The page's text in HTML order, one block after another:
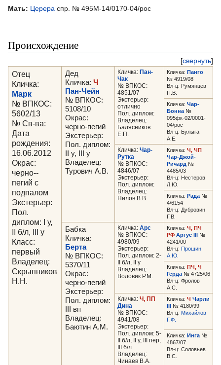
Мать: Церера спр. № 495М-14/0170-04/рос
Происхождение
[свернуть]
Отец
Кличка:
Марк
№ ВПКОС:
5602/13
№ Св-ва:
Дата
рождения:
16.06.2012
Окрас:
черно--
пегий с
подпалом
Экстерьер:
Пол.
диплом: I у,
II б/л, III у
Класс:
первый
Владелец:
Скрыпников
Н.Н.
Дед
Кличка: Ч
Пан-Чейн
№ ВПКОС:
5108/10
Окрас:
черно-пегий
Экстерьер:
Пол. диплом:
II у, III у
Владелец:
Турович А.В.
Кличка: Пан-
Чак
№ ВПКОС:
4851/07
Экстерьер:
отлично
Пол. диплом:
Владелец:
Балясников
Е.П.
Кличка: Панго
№ 4919/08
Вл-ц: Румянцев
П.В.
Кличка: Чар-
Бонна №
095фк-02/0001-
04/рос
Вл-ц: Булыга
А.Е.
Кличка: Чар-
Рутка
№ ВПКОС:
4846/07
Экстерьер:
Пол. диплом:
Владелец:
Нилов В.В.
Кличка: Ч, ЧП
Чар-Джой-
Ричард №
4485/03
Вл-ц: Нестеров
Л.Ю.
Кличка: Рада №
4/6154
Вл-ц: Дубровин
Г.В.
Бабка
Кличка:
Берта
№ ВПКОС:
5370/11
Окрас:
черно-пегий
Экстерьер:
Пол. диплом:
III вп
Владелец:
Баютин А.М.
Кличка: Арс
№ ВПКОС:
4980/09
Экстерьер:
Пол. диплом: 2-
II б/л, II у
Владелец:
Воловик Р.М.
Кличка: Ч, ПЧ
РФ Аргус III №
4241/00
Вл-ц: Прошин
А.Ю.
Кличка: ПЧ, Ч
Герда № 4725/06
Вл-ц: Фролов
А.С.
Кличка: Ч, ПП
Дина
№ ВПКОС:
4941/08
Экстерьер:
Пол. диплом: 5-
II б/л, II у, III пер,
III б/л
Владелец:
Чинаев В.А.
Кличка: Ч Чарли
III № 4180/99
Вл-ц: Михайлов
Г.Ф.
Кличка: Инга №
4867/07
Вл-ц: Соловьев
В.С.